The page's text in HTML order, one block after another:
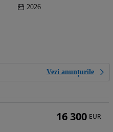
2026
Vezi anunțurile
16 300 EUR